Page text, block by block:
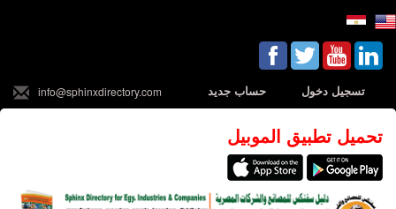
تسجيل دخول حساب جديد info@sphinxdirectory.com
تحميل تطبيق الموبيل